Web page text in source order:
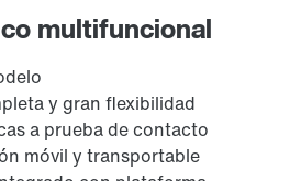
multifuncional
y gran flexibilidad
a prueba de contacto
móvil y transportable